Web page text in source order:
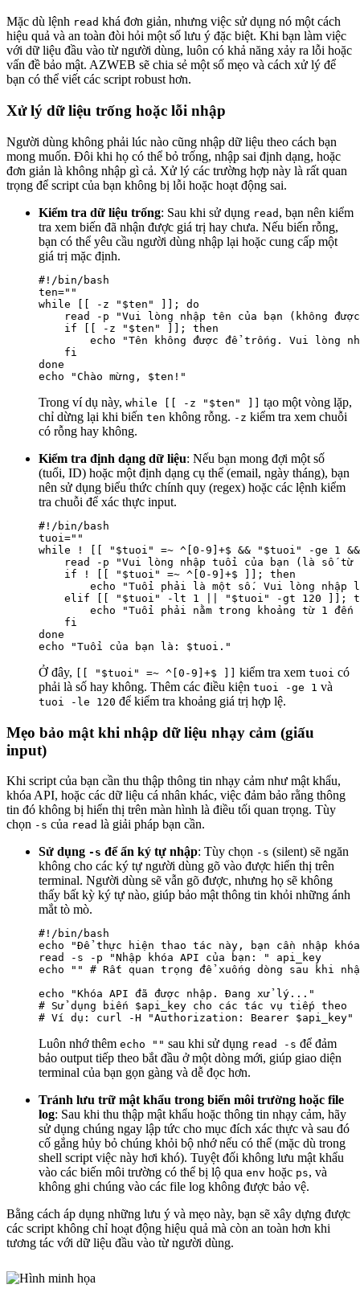
Mặc dù lệnh read khá đơn giản, nhưng việc sử dụng nó một cách
hiệu quả và an toàn đòi hỏi một số lưu ý đặc biệt. Khi bạn làm việc
với dữ liệu đầu vào từ người dùng, luôn có khả năng xảy ra lỗi hoặc
vấn đề bảo mật. AZWEB sẽ chia sẻ một số mẹo và cách xử lý để
bạn có thể viết các script robust hơn.
Xử lý dữ liệu trống hoặc lỗi nhập
Người dùng không phải lúc nào cũng nhập dữ liệu theo cách bạn
mong muốn. Đôi khi họ có thể bỏ trống, nhập sai định dạng, hoặc
đơn giản là không nhập gì cả. Xử lý các trường hợp này là rất quan
trọng để script của bạn không bị lỗi hoặc hoạt động sai.
Kiểm tra dữ liệu trống: Sau khi sử dụng read , bạn nên kiểm
tra xem biến đã nhận được giá trị hay chưa. Nếu biến rỗng,
bạn có thể yêu cầu người dùng nhập lại hoặc cung cấp một
giá trị mặc định.
#!/bin/bash
ten=""
while [[ -z "$ten" ]]; do
read -p "Vui lòng nhập tên của bạn (không
    if [[ -z "$ten" ]]; then
echo "Tên không được để trống. Vui lòng
    fi
done
Trong ví dụ này, while [[ -z "$ten" ]]
tạo một vòng lặp,
chỉ dừng lại khi biến ten không rỗng. -z kiểm tra xem chuỗi
có rỗng hay không.
Kiểm tra định dạng dữ liệu: Nếu bạn mong đợi một số
(tuổi, ID) hoặc một định dạng cụ thể (email, ngày tháng), bạn
nên sử dụng biểu thức chính quy (regex) hoặc các lệnh kiểm
tra chuỗi để xác thực input.
#!/bin/bash
tuoi=""
while ! [[ "$tuoi" =~ ^[0-9]+$ && "$tuoi" -ge 1
read -p "Vui lòng nhập tuổi của bạn (là số từ
    if ! [[ "$tuoi" =~ ^[0-9]+$ ]]; then
echo "Tuổi phải là một số. Vui lòng nhập
elif [[ "$tuoi" -lt 1 || "$tuoi" -gt 120 ]];
echo "Tuổi phải nằm trong khoảng từ 1 đến
    fi
done
Ở đây, [[ "$tuoi" =~ ^[0-9]+$ ]] kiểm tra xem tuoi có
phải là số hay không. Thêm các điều kiện tuoi -ge 1 và
tuoi -le 120 để kiểm tra khoảng giá trị hợp lệ.
Mẹo bảo mật khi nhập dữ liệu nhạy cảm (giấu
input)
Khi script của bạn cần thu thập thông tin nhạy cảm như mật khẩu,
khóa API, hoặc các dữ liệu cá nhân khác, việc đảm bảo rằng thông
tin đó không bị hiển thị trên màn hình là điều tối quan trọng. Tùy
chọn -s của read là giải pháp bạn cần.
Sử dụng -s để ẩn ký tự nhập: Tùy chọn -s (silent) sẽ ngăn
không cho các ký tự người dùng gõ vào được hiển thị trên
terminal. Người dùng sẽ vẫn gõ được, nhưng họ sẽ không
thấy bất kỳ ký tự nào, giúp bảo mật thông tin khỏi những ánh
mắt tò mò.
#!/bin/bash
echo "Để thực hiện thao tác này, bạn cần nhập
read -s -p "Nhập khóa API của bạn: " api_key
echo "" # Rất quan trọng để xuống dòng sau khi
echo "Khóa API đã được nhập. Đang xử lý..."
# Sử dụng biến $api_key cho các tác vụ tiếp theo
Luôn nhớ thêm echo "" sau khi sử dụng read -s để đảm
bảo output tiếp theo bắt đầu ở một dòng mới, giúp giao diện
terminal của bạn gọn gàng và dễ đọc hơn.
Tránh lưu trữ mật khẩu trong biến môi trường hoặc file
log: Sau khi thu thập mật khẩu hoặc thông tin nhạy cảm, hãy
sử dụng chúng ngay lập tức cho mục đích xác thực và sau đó
cố gắng hủy bỏ chúng khỏi bộ nhớ nếu có thể (mặc dù trong
shell script việc này hơi khó). Tuyệt đối không lưu mật khẩu
vào các biến môi trường có thể bị lộ qua env hoặc ps, và
không ghi chúng vào các file log không được bảo vệ.
Bằng cách áp dụng những lưu ý và mẹo này, bạn sẽ xây dựng được
các script không chỉ hoạt động hiệu quả mà còn an toàn hơn khi
tương tác với dữ liệu đầu vào từ người dùng.